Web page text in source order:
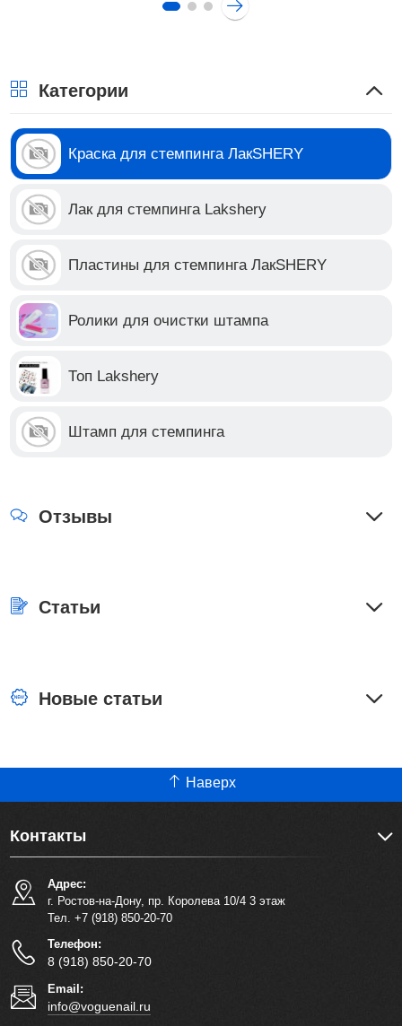
Категории
Краска для стемпинга ЛакSHERY
Лак для стемпинга Lakshery
Пластины для стемпинга ЛакSHERY
Ролики для очистки штампа
Топ Lakshery
Штамп для стемпинга
Отзывы
Статьи
Новые статьи
Наверх
Контакты
Адрес:
г. Ростов-на-Дону, пр. Королева 10/4 3 этаж
Тел. +7 (918) 850-20-70
Телефон:
8 (918) 850-20-70
Email:
info@voguenail.ru